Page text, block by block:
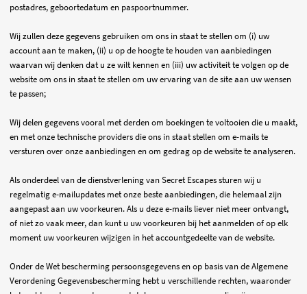
postadres, geboortedatum en paspoortnummer.
Wij zullen deze gegevens gebruiken om ons in staat te stellen om (i) uw
account aan te maken, (ii) u op de hoogte te houden van aanbiedingen
waarvan wij denken dat u ze wilt kennen en (iii) uw activiteit te volgen op de
website om ons in staat te stellen om uw ervaring van de site aan uw wensen
te passen;
Wij delen gegevens vooral met derden om boekingen te voltooien die u maakt,
en met onze technische providers die ons in staat stellen om e-mails te
versturen over onze aanbiedingen en om gedrag op de website te analyseren.
Als onderdeel van de dienstverlening van Secret Escapes sturen wij u
regelmatig e-mailupdates met onze beste aanbiedingen, die helemaal zijn
aangepast aan uw voorkeuren. Als u deze e-mails liever niet meer ontvangt,
of niet zo vaak meer, dan kunt u uw voorkeuren bij het aanmelden of op elk
moment uw voorkeuren wijzigen in het accountgedeelte van de website.
Onder de Wet bescherming persoonsgegevens enop basis van de Algemene
Verordening Gegevensbescherming hebt u verschillende rechten, waaronder